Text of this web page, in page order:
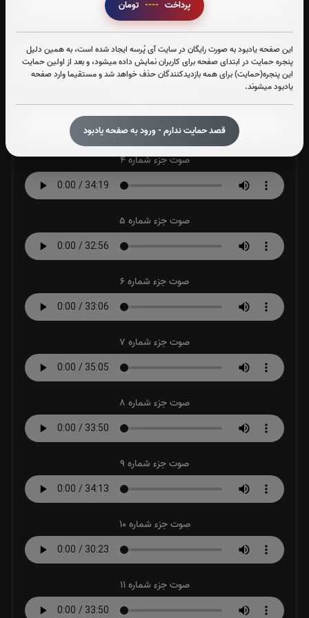
پرداخت ----
این صفحه یادبود به صورت رایگان در سایت آی پُرسه ایجاد شده است، به همین دلیل
پنجره حمایت در ابتدای صفحه برای کاربران نمایش داده میشود، و بعد از اولین حمایت
این پنجره(حمایت) برای همه بازدیدکنندگان حذف خواهد شد و مستقیما وارد صفحه
یادبود میشوند.
قصد حمایت ندارم - ورود به صفحه یادبود
صوت جزء شماره 4
صوت جزء شماره 5
صوت جزء شماره 6
صوت جزء شماره 7
صوت جزء شماره 8
صوت جزء شماره 9
صوت جزء شماره 10
صوت جزء شماره 11